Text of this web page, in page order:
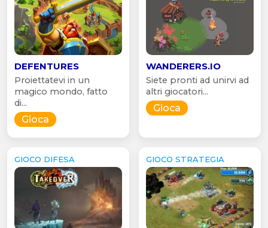
DEFENTURES
Proiettatevi in un
magico mondo, fatto
di...
Gioca
WANDERERS.IO
Siete pronti ad unirvi ad
altri giocatori...
Gioca
GIOCO DIFESA GIOCO STRATEGIA